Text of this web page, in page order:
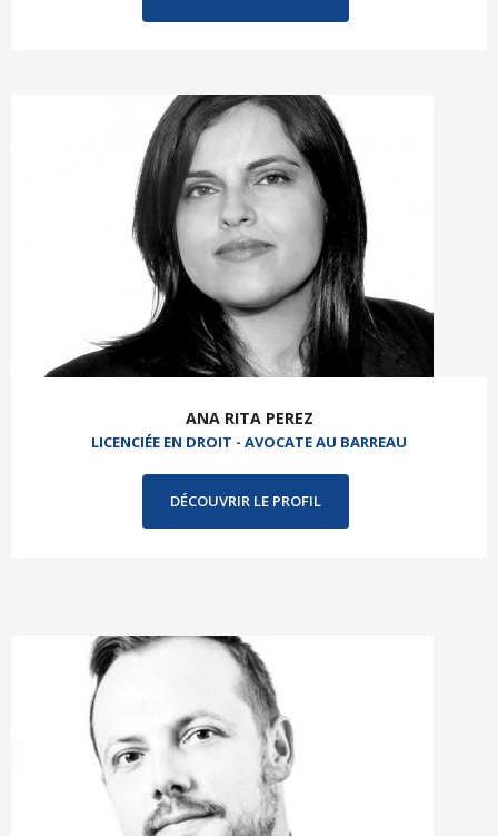
ANA RITA PEREZ
LICENCIÉE EN DROIT - AVOCATE AU BARREAU
DÉCOUVRIR LE PROFIL